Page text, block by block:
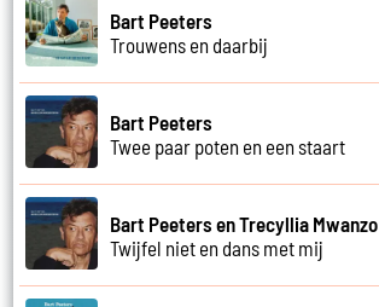
Bart Peeters
Trouwens en daarbij
Bart Peeters
Twee paar poten en een staart
Bart Peeters en Trecyllia Mwanzo
Twijfel niet en dans met mij